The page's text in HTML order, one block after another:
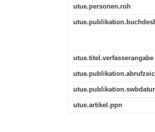
utue.personen.roh
utue.titel.verfasserangabe
utue.artikel.ppn